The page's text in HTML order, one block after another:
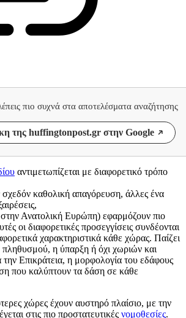
πιο συχνά στα αποτελέσματα αναζήτησης
της huffingtonpost.gr στην Google
αντιμετωπίζεται με διαφορετικό τρόπο
καθολική απαγόρευση, άλλες ένα
Ανατολική Ευρώπη) εφαρμόζουν πιο
οι διαφορετικές προσεγγίσεις συνδέονται
χαρακτηριστικά κάθε χώρας. Παίζει
η ύπαρξη ή όχι χωριών και
Επικράτεια, η μορφολογία του εδάφους
που καλύπτουν τα δάση σε κάθε
χώρες έχουν αυστηρό πλαίσιο, με την
στις πιο προστατευτικές νομοθεσίες.